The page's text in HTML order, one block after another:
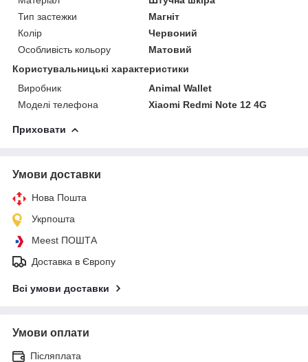
Тип застежки
Магніт
Колір
Червоний
Особливість кольору
Матовий
Користувальницькі характеристики
Виробник
Animal Wallet
Моделі телефона
Xiaomi Redmi Note 12 4G
Приховати
Умови доставки
Нова Пошта
Укрпошта
Meest ПОШТА
Доставка в Європу
Всі умови доставки
Умови оплати
Післяплата